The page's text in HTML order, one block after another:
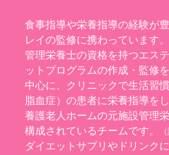
食事指導や栄養指導の経験が
レイの監修に携わっています。
管理栄養士の資格を持つエス
ットプログラムの作成・監修
中心に、クリニックで生活習
脂血症）の患者に栄養指導を
養護老人ホームの元施設管理
構成されているチームです。
ダイエットサプリやドリンク